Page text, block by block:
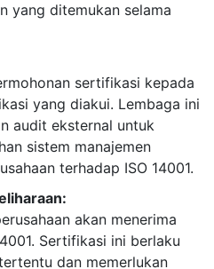
yang ditemukan selama
sertifikasi kepada
yang diakui. Lembaga ini
audit eksternal untuk
sistem manajemen
terhadap ISO 14001.
akan menerima
Sertifikasi ini berlaku
dan memerlukan